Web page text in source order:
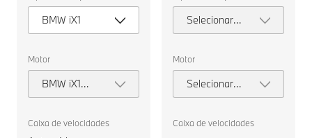
veículo
para
comparar.
BMW iX1
Motor
BMW iX1
eDrive20
Caixa de velocidades
veículo
para
comparar.
Selecionar
tipo de
Motor
Selecionar
motor
Caixa de velocidades